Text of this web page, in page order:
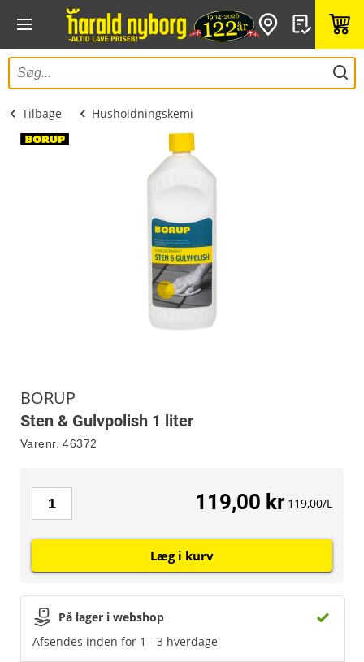
Tilbage Husholdningskemi
BORUP
Sten & Gulvpolish 1 liter
Varenr. 46372
På lager i webshop
Afsendes inden for 1 - 3 hverdage
119,00 kr 119,00/L
Læg i kurv